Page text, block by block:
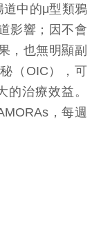
道中的μ型類鴉
影響；因不會
，也無明顯副
（OIC），可
的治療效益。
，每週